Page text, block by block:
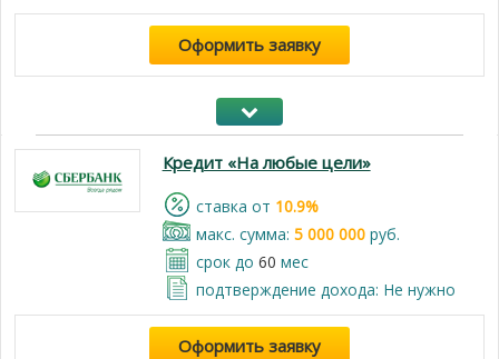
Оформить заявку
Кредит «На любые цели»
cтавка от 10.9%
макс. сумма: 5 000 000руб.
срок до 60 мес
подтверждение дохода: Не нужно
Оформить заявку